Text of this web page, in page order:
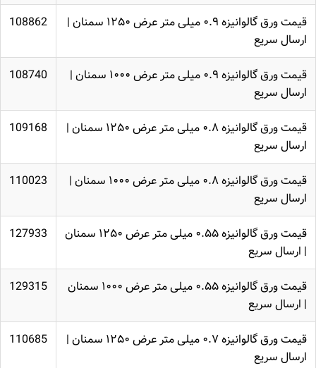
قیمت ورق گالوانیزه ۰.۹ میلی متر عرض ۱۲۵۰ سمنان |
ارسال سریع
108862
قیمت ورق گالوانیزه ۰.۹ میلی متر عرض ۱۰۰۰ سمنان |
ارسال سریع
108740
قیمت ورق گالوانیزه ۰.۸ میلی متر عرض ۱۲۵۰ سمنان |
ارسال سریع
109168
قیمت ورق گالوانیزه ۰.۸ میلی متر عرض ۱۰۰۰ سمنان |
ارسال سریع
110023
قیمت ورق گالوانیزه ۰.۵۵ میلی متر عرض ۱۲۵۰ سمنان
| ارسال سریع
127933
قیمت ورق گالوانیزه ۰.۵۵ میلی متر عرض ۱۰۰۰ سمنان
| ارسال سریع
129315
قیمت ورق گالوانیزه ۰.۷ میلی متر عرض ۱۲۵۰ سمنان |
ارسال سریع
110685